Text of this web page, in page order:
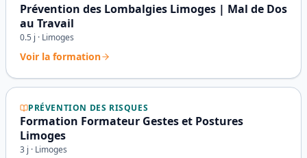
Prévention des Lombalgies Limoges | Mal de Dos
au Travail
0.5 j · Limoges
Voir la formation
PRÉVENTION DES RISQUES
Formation Formateur Gestes et Postures
Limoges
3 j · Limoges